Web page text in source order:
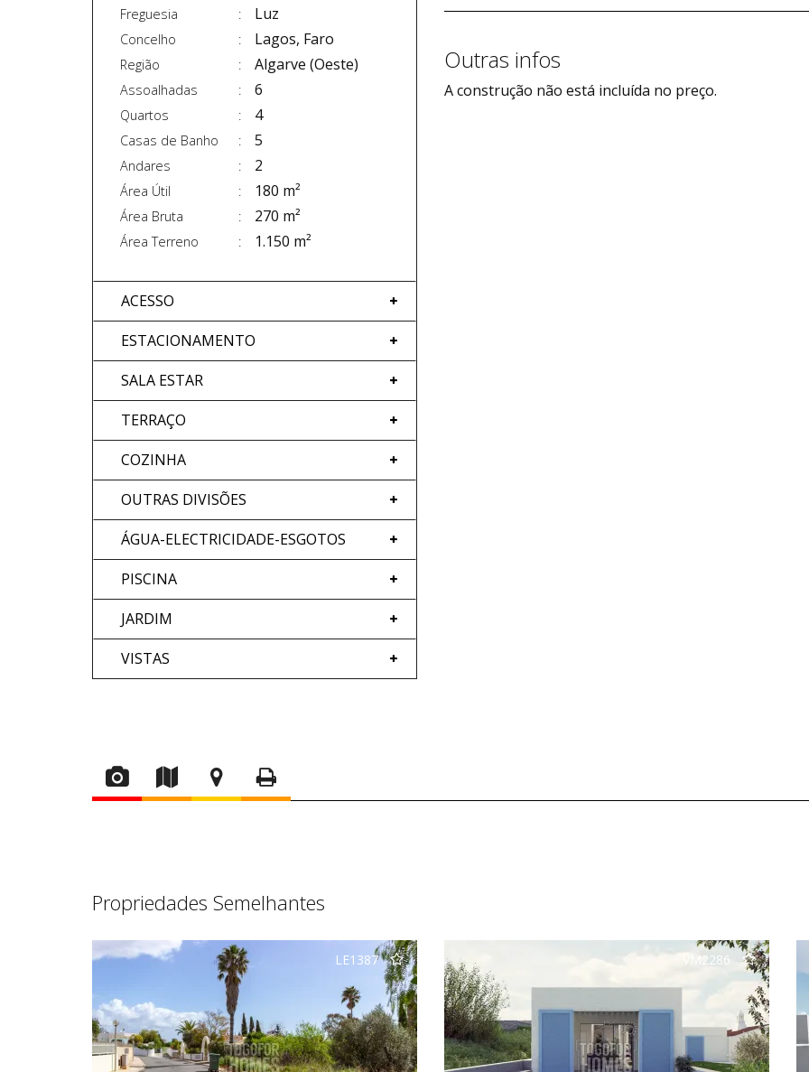
Freguesia Luz
Concelho Lagos, Faro
Região Algarve (Oeste)
Assoalhadas 6
Quartos 4
Casas de Banho 5
Andares 2
Área Útil 180 m²
Área Bruta 270 m²
Área Terreno 1.150 m²
ACESSO
ESTACIONAMENTO
SALA ESTAR
TERRAÇO
COZINHA
OUTRAS DIVISÕES
ÁGUA-ELECTRICIDADE-ESGOTOS
PISCINA
JARDIM
VISTAS
Outras infos
A construção não está incluída no preço.
Propriedades Semelhantes
LE1387 VM2286